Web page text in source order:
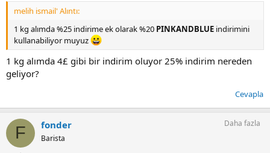
melih ismail' Alıntı:
1 kg alımda %25 indirime ek olarak %20 PINKANDBLUE indirimini
kullanabiliyor muyuz
1 kg alımda 4£ gibi bir indirim oluyor 25% indirim nereden
geliyor?
Cevapla
F fonder
Barista
Daha fazla